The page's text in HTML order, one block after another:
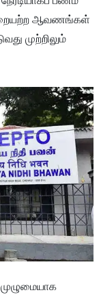
ஆவணங்கள்
முற்றிலும்